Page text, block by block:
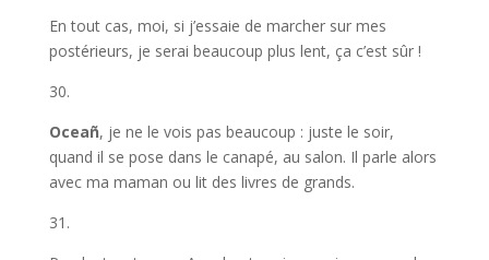
En tout cas, moi, si j’essaie de marcher sur mes
postérieurs, je serai beaucoup plus lent, ça c’est sûr !
30.
Oceañ, je ne le vois pas beaucoup : juste le soir,
quand il se pose dans le canapé, au salon. Il parle alors
avec ma maman ou lit des livres de grands.
31.